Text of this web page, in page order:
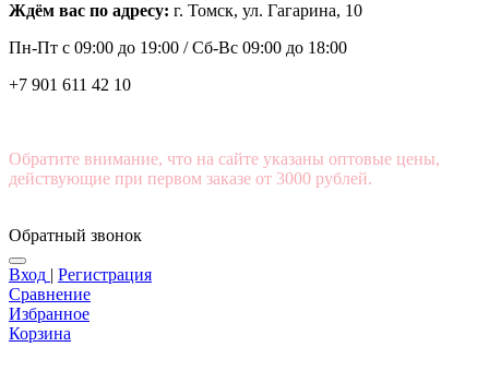
Ждём вас по адресу: г. Томск, ул. Гагарина, 10
Пн-Пт с 09:00 до 19:00 /Сб-Вс 09:00 до 18:00
+7 901 611 42 10
Обратите внимание, что на сайте указаны оптовые цены,
действующие при первом заказе от 3000 рублей.
Обратный звонок
Вход | Регистрация
Сравнение
Избранное
Корзина